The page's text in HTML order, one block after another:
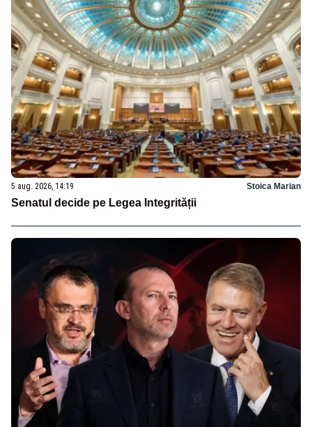
5 aug. 2026, 14:19 Stoica Marian
Senatul decide pe Legea Integrității